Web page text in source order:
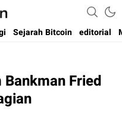
Blockchain di Indonesia
Sejarah Bitcoin editorial
Fried